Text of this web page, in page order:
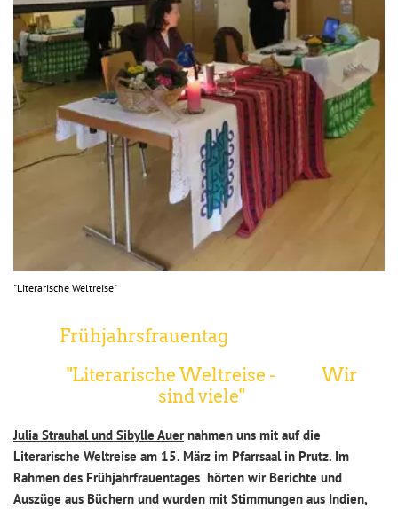
"Literarische Weltreise"
Frühjahrsfrauentag
"Literarische Weltreise - Wir
sind viele"
Julia Strauhal und Sibylle Auernahmen uns mit auf die
Literarische Weltreise am 15. März im Pfarrsaal in Prutz. Im
Rahmen des Frühjahrfrauentages hörten wirBerichte und
Auszüge aus Büchern und wurden mit Stimmungen aus Indien,